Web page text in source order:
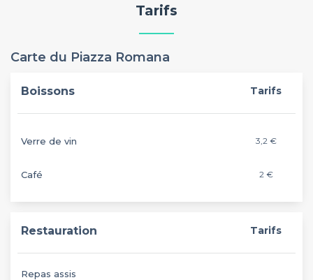
Tarifs
Carte du Piazza Romana
Boissons Tarifs
Verre de vin 3,2 €
Café 2 €
Restauration Tarifs
Repas assis